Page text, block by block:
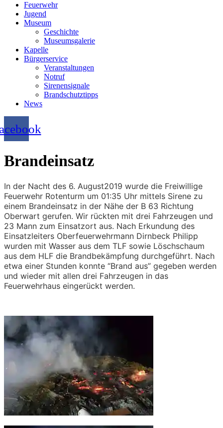
Feuerwehr
Jugend
Museum
Geschichte
Museumsgalerie
Kapelle
Bürgerservice
Veranstaltungen
Notruf
Sirenensignale
Brandschutztipps
News
Brandeinsatz
In der Nacht des 6. August2019 wurde die Freiwillige
Feuerwehr Rotenturm um 01:35 Uhr mittels Sirene zu
einem Brandeinsatz in der Nähe der B 63 Richtung
Oberwart gerufen. Wir rückten mit drei Fahrzeugen und
23 Mann zum Einsatzort aus. Nach Erkundung des
Einsatzleiters Oberfeuerwehrmann Dirnbeck Philipp
wurden mit Wasser aus dem TLF sowie Löschschaum
aus dem HLF die Brandbekämpfung durchgeführt. Nach
etwa einer Stunden konnte “Brand aus” gegeben werden
und wieder mit allen drei Fahrzeugen in das
Feuerwehrhaus eingerückt werden.